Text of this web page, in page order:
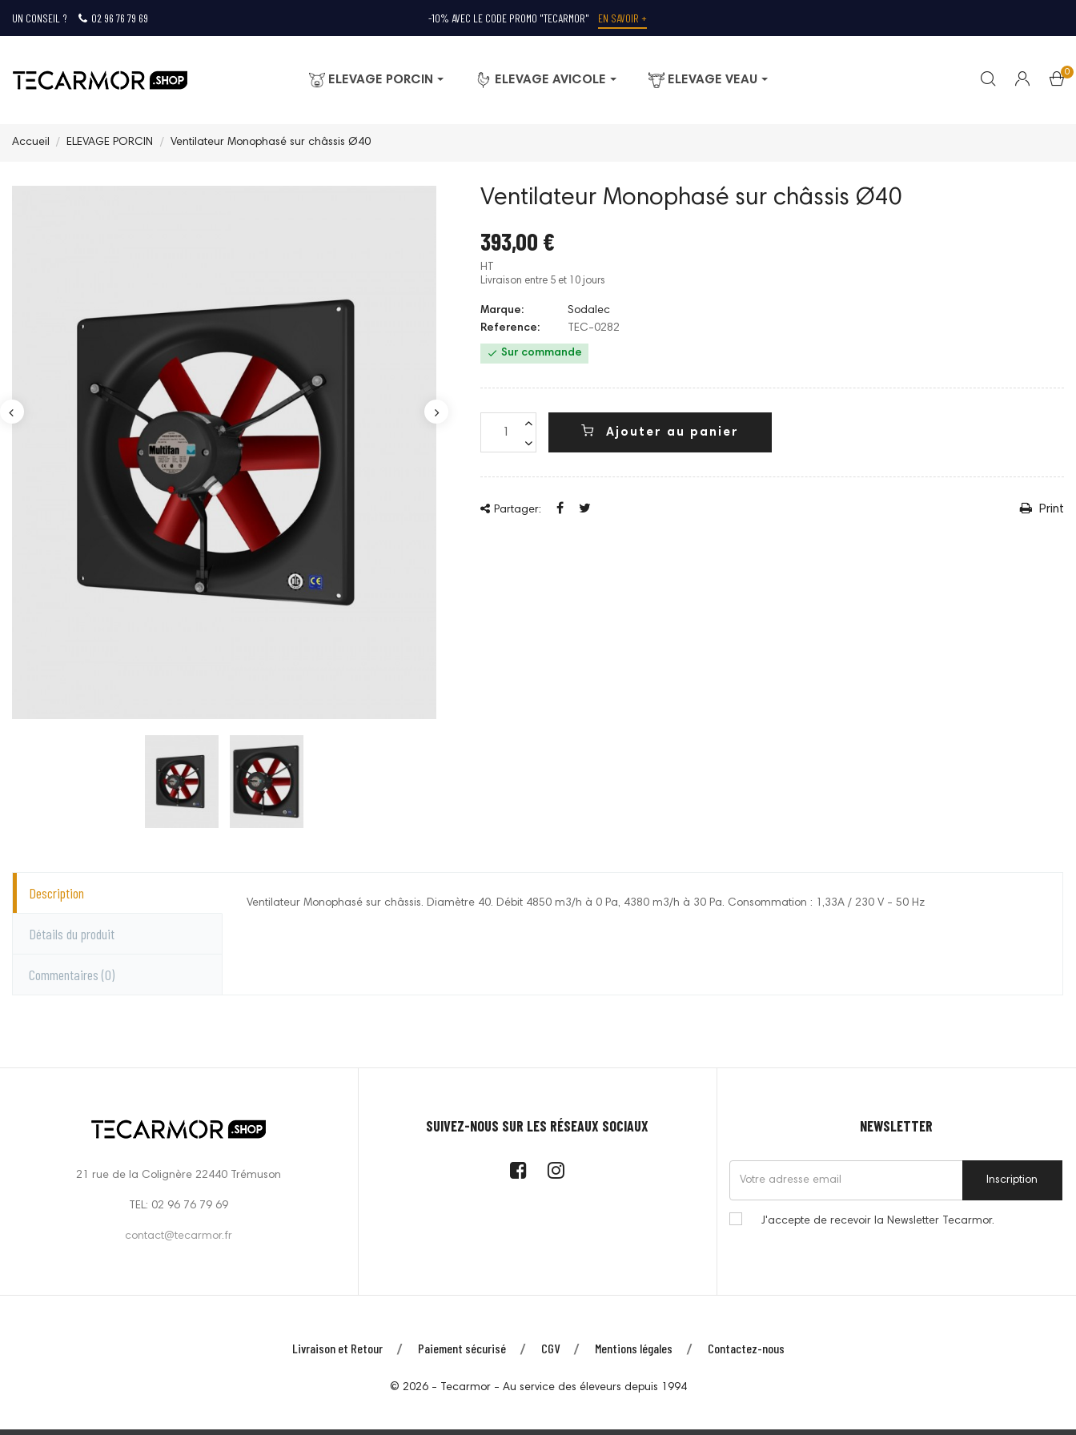
UN CONSEIL ? 02 96 76 79 69 -10% AVEC LE CODE PROMO "TECARMOR" EN SAVOIR +
ELEVAGE PORCIN ELEVAGE AVICOLE ELEVAGE VEAU
0
Accueil ELEVAGE PORCIN Ventilateur Monophasé sur châssis Ø40
Ventilateur Monophasé sur châssis Ø40
393,00 €
HT
Livraison entre 5 et 10 jours
Marque:
Sodalec
Reference:
TEC-0282
 Sur commande
Ajouter au panier
Partager: Print
Description
Détails du produit
Commentaires (0)
Ventilateur Monophasé sur châssis. Diamètre 40. Débit 4850 m3/h à 0 Pa, 4380 m3/h à 30 Pa. Consommation : 1,33A / 230 V - 50 Hz
21 rue de la Colignère 22440 Trémuson
TEL: 02 96 76 79 69
contact@tecarmor.fr
SUIVEZ-NOUS SUR LES RÉSEAUX SOCIAUX NEWSLETTER
Inscription
J'accepte de recevoir la Newsletter Tecarmor.
Livraison et Retour Paiement sécurisé CGV Mentions légales Contactez-nous
© 2026 - Tecarmor - Au service des éleveurs depuis 1994